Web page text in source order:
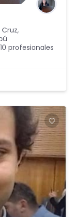
profesionales